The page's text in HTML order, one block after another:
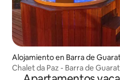
Alojamiento en Barra de
Chalet da Paz - Barra de